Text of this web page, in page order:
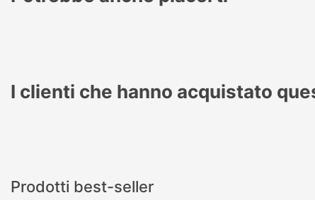
I clienti che hanno acquistato
Prodotti best-seller